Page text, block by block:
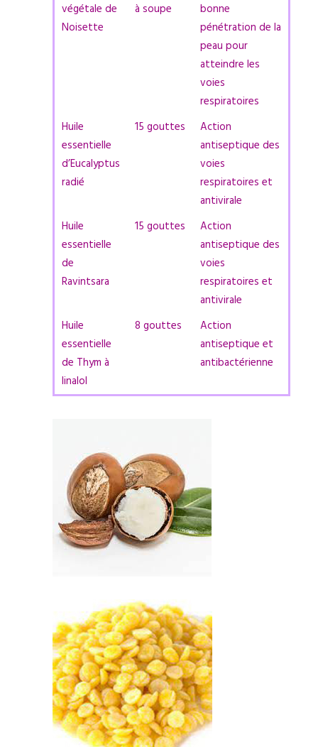
végétale de
Noisette
à soupe
bonne
pénétration de la
peau pour
atteindre les
voies
respiratoires
Huile
essentielle
d’Eucalyptus
radié
15 gouttes
Action
antiseptique des
voies
respiratoires et
antivirale
Huile
essentielle
de
Ravintsara
15 gouttes
Action
antiseptique des
voies
respiratoires et
antivirale
Huile
essentielle
de Thym à
linalol
8 gouttes
Action
antiseptique et
antibactérienne